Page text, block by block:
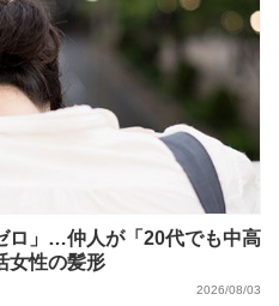
ロ」…仲人が「20代でも中高
女性の髪形
2026/08/03